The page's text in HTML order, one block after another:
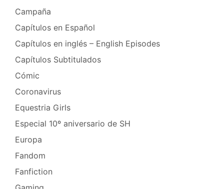
Campaña
Capítulos en Español
Capítulos en inglés – English Episodes
Capítulos Subtitulados
Cómic
Coronavirus
Equestria Girls
Especial 10º aniversario de SH
Europa
Fandom
Fanfiction